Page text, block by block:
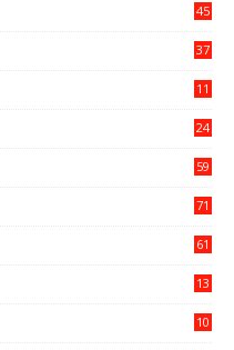
45
37
11
24
59
71
61
13
10